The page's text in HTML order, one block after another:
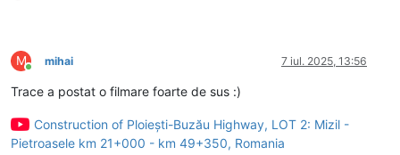
M
Conectat
mihai 7 iul. 2025, 13:56
Trace a postat o filmare foarte de sus :)
Construction of Ploiești-Buzău Highway, LOT 2: Mizil -
Pietroasele km 21+000 - km 49+350, Romania